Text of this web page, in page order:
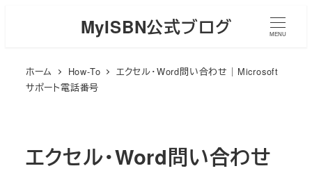
MyISBN公式ブログ MENU
ホーム How-To
エクセル・Word問い合わせ｜Microsoft
サポート電話番号
エクセル・Word問い合わせ